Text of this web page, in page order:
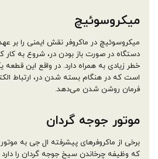
میکروسوئیچ
میکروسوئیچ در ماکروفر نقش ایمنی را بر
دستگاه در صورت باز بودن در، شروع به کار
خطر زیادی به همراه دارد. در واقع این قطعه
است که در هنگام بسته شدن در، ارتباط
فرمان روشن شدن می‌دهد.
موتور جوجه گردان
برخی از ماکروفرهای پیشرفته ال جی به
که وظیفه چرخاندن سیخ جوجه گردان را